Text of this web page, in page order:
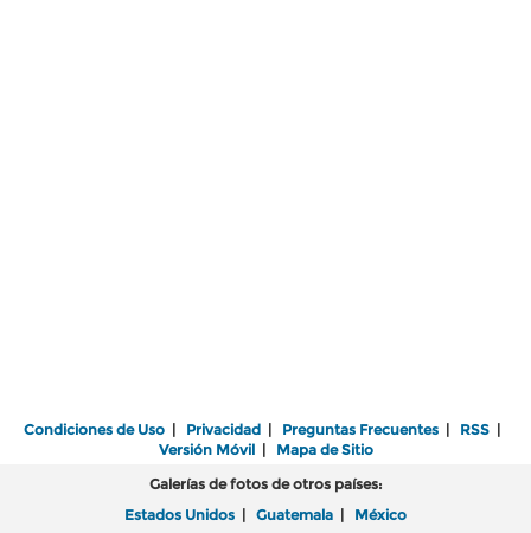
Condiciones de Uso | Privacidad | Preguntas Frecuentes | RSS |
Versión Móvil| Mapa de Sitio
Galerías de fotos de otros países:
Estados Unidos | Guatemala | México